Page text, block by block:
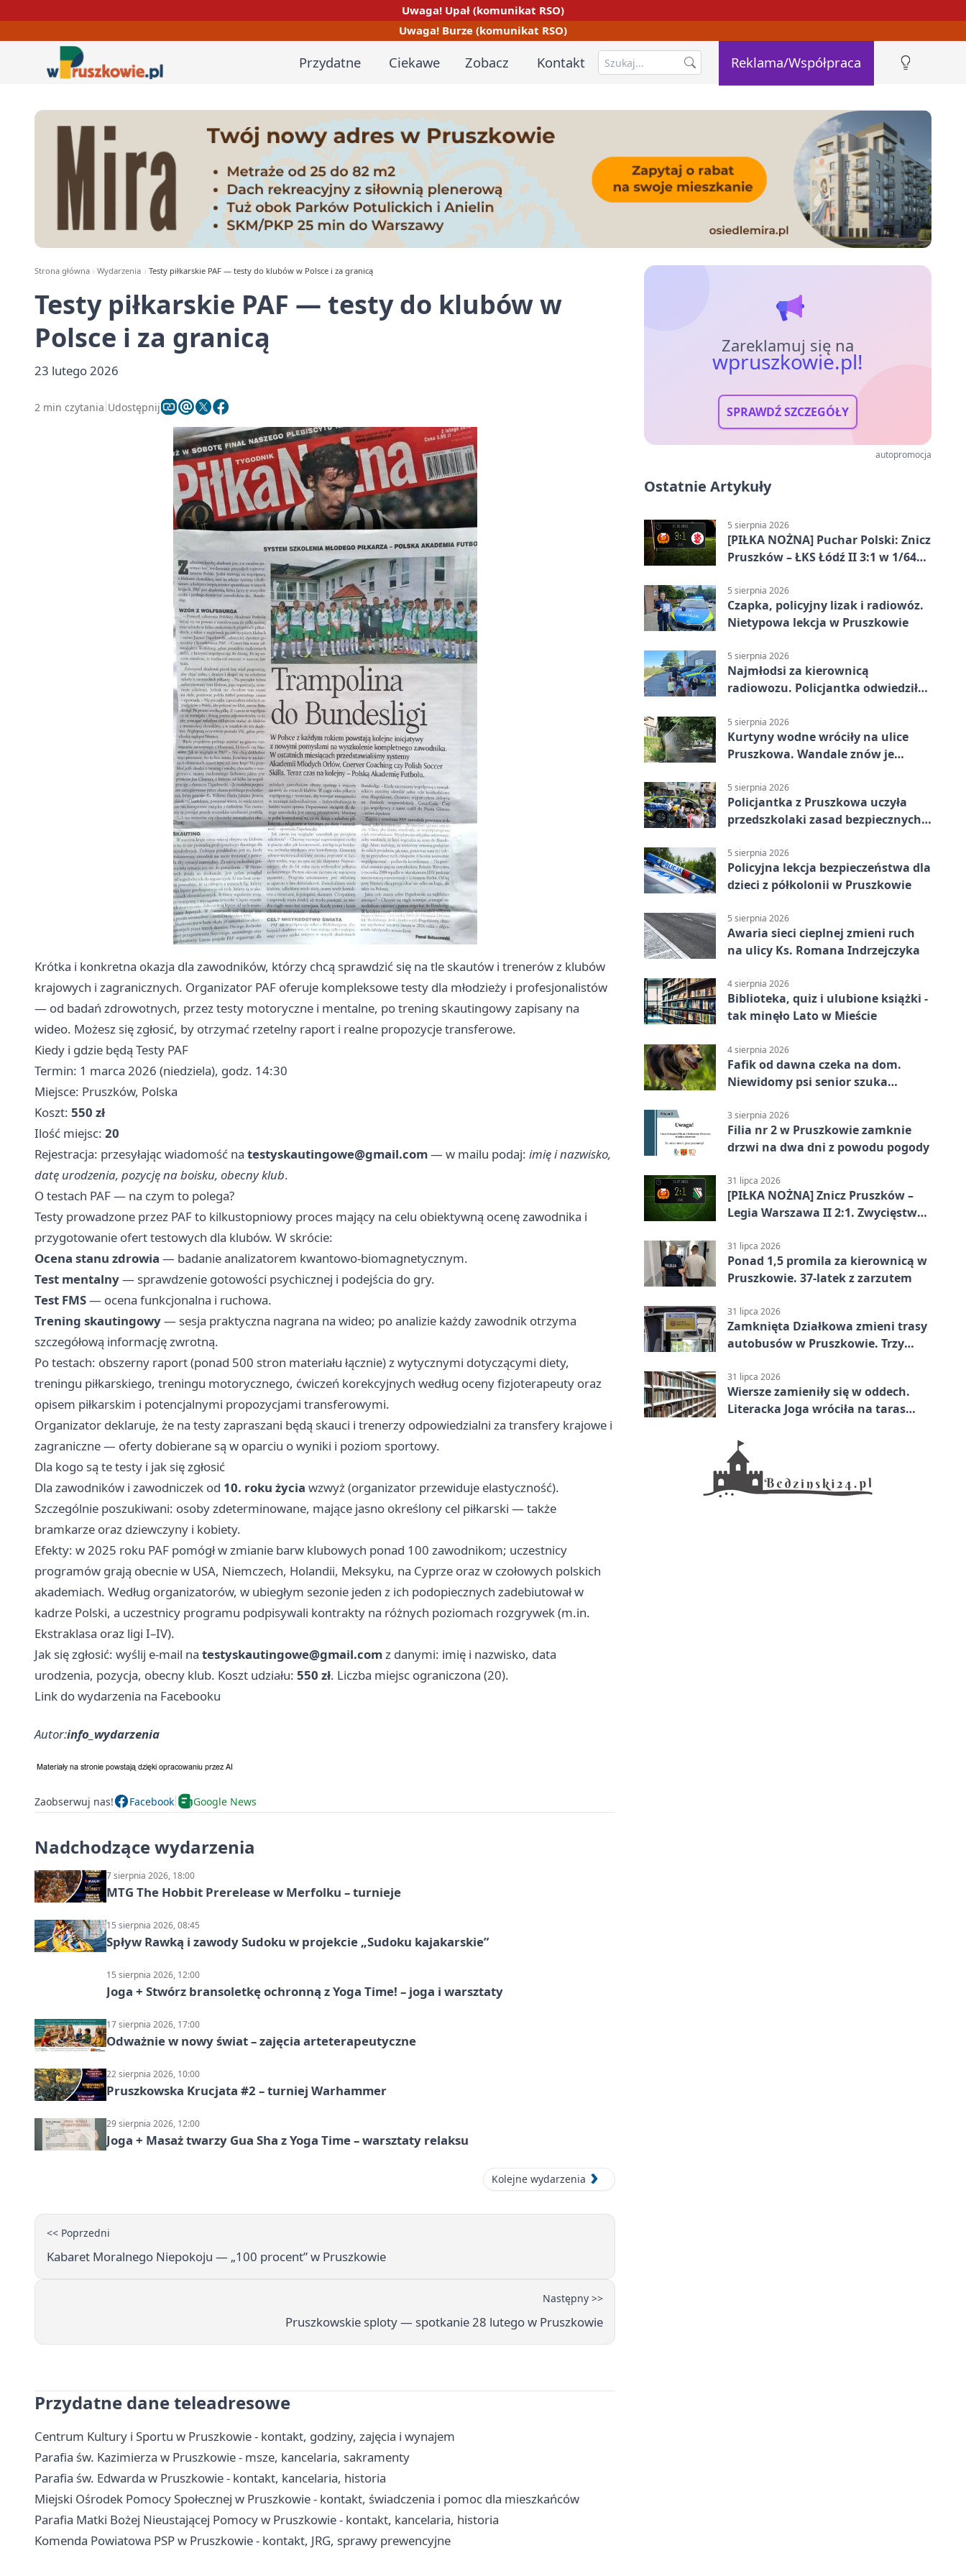
Uwaga! Upał (komunikat RSO)
Uwaga! Burze (komunikat RSO)
Przydatne Ciekawe Zobacz Kontakt Reklama/Współpraca
Strona główna Wydarzenia Testy piłkarskie PAF — testy do klubów w Polsce i za granicą
Testy piłkarskie PAF — testy do klubów w
Polsce i za granicą
23 lutego 2026
2 min czytania Udostępnij
Krótka i konkretna okazja dla zawodników, którzy chcą sprawdzić się na tle skautów i trenerów z klubów
krajowych i zagranicznych. Organizator PAF oferuje kompleksowe testy dla młodzieży i profesjonalistów
— od badań zdrowotnych, przez testy motoryczne i mentalne, po trening skautingowy zapisany na
wideo. Możesz się zgłosić, by otrzymać rzetelny raport i realne propozycje transferowe.
Kiedy i gdzie będą Testy PAF
Termin: 1 marca 2026 (niedziela), godz. 14:30
Miejsce: Pruszków, Polska
Koszt: 550 zł
Ilość miejsc: 20
Rejestracja: przesyłając wiadomość na testyskautingowe@gmail.com— w mailu podaj: imię i nazwisko,
datę urodzenia, pozycję na boisku, obecny klub.
O testach PAF — na czym to polega?
Testy prowadzone przez PAF to kilkustopniowy proces mający na celu obiektywną ocenę zawodnika i
przygotowanie ofert testowych dla klubów. W skrócie:
Ocena stanu zdrowia — badanie analizatorem kwantowo-biomagnetycznym.
Test mentalny— sprawdzenie gotowości psychicznej i podejścia do gry.
Test FMS— ocena funkcjonalna i ruchowa.
Trening skautingowy— sesja praktyczna nagrana na wideo; po analizie każdy zawodnik otrzyma
szczegółową informację zwrotną.
Po testach: obszerny raport (ponad 500 stron materiału łącznie) z wytycznymi dotyczącymi diety,
treningu piłkarskiego, treningu motorycznego, ćwiczeń korekcyjnych według oceny fizjoterapeuty oraz
opisem piłkarskim i potencjalnymi propozycjami transferowymi.
Organizator deklaruje, że na testy zapraszani będą skauci i trenerzy odpowiedzialni za transfery krajowe i
zagraniczne — oferty dobierane są w oparciu o wyniki i poziom sportowy.
Dla kogo są te testy i jak się zgłosić
Dla zawodników i zawodniczek od 10. roku życia wzwyż (organizator przewiduje elastyczność).
Szczególnie poszukiwani: osoby zdeterminowane, mające jasno określony cel piłkarski — także
bramkarze oraz dziewczyny i kobiety.
Efekty: w 2025 roku PAF pomógł w zmianie barw klubowych ponad 100 zawodnikom; uczestnicy
programów grają obecnie w USA, Niemczech, Holandii, Meksyku, na Cyprze oraz w czołowych polskich
akademiach. Według organizatorów, w ubiegłym sezonie jeden z ich podopiecznych zadebiutował w
kadrze Polski, a uczestnicy programu podpisywali kontrakty na różnych poziomach rozgrywek (m.in.
Ekstraklasa oraz ligi I–IV).
Jak się zgłosić: wyślij e-mail na testyskautingowe@gmail.comz danymi: imię i nazwisko, data
urodzenia, pozycja, obecny klub. Koszt udziału: 550 zł. Liczba miejsc ograniczona (20).
Link do wydarzenia na Facebooku
Autor:info_wydarzenia
Zaobserwuj nas! Facebook Google News
Nadchodzące wydarzenia
7 sierpnia 2026, 18:00
MTG The Hobbit Prerelease w Merfolku – turnieje
15 sierpnia 2026, 08:45
Spływ Rawką i zawody Sudoku w projekcie „Sudoku kajakarskie”
15 sierpnia 2026, 12:00
Joga + Stwórz bransoletkę ochronną z Yoga Time! – joga i warsztaty
17 sierpnia 2026, 17:00
Odważnie w nowy świat – zajęcia arteterapeutyczne
22 sierpnia 2026, 10:00
Pruszkowska Krucjata #2 – turniej Warhammer
29 sierpnia 2026, 12:00
Joga + Masaż twarzy Gua Sha z Yoga Time – warsztaty relaksu
Kolejne wydarzenia
<< Poprzedni
Kabaret Moralnego Niepokoju — „100 procent” w Pruszkowie
Następny >>
Pruszkowskie sploty — spotkanie 28 lutego w Pruszkowie
Przydatne dane teleadresowe
Centrum Kultury i Sportu w Pruszkowie - kontakt, godziny, zajęcia i wynajem
Parafia św. Kazimierza w Pruszkowie - msze, kancelaria, sakramenty
Parafia św. Edwarda w Pruszkowie - kontakt, kancelaria, historia
Miejski Ośrodek Pomocy Społecznej w Pruszkowie - kontakt, świadczenia i pomoc dla mieszkańców
Parafia Matki Bożej Nieustającej Pomocy w Pruszkowie - kontakt, kancelaria, historia
Komenda Powiatowa PSP w Pruszkowie - kontakt, JRG, sprawy prewencyjne
Zareklamuj się na
wpruszkowie.pl!
SPRAWDŹ SZCZEGÓŁY
autopromocja
Ostatnie Artykuły
5 sierpnia 2026
[PIŁKA NOŻNA] Puchar Polski: Znicz
Pruszków – ŁKS Łódź II 3:1 w 1/64
5 sierpnia 2026
Czapka, policyjny lizak i radiowóz.
Nietypowa lekcja w Pruszkowie
5 sierpnia 2026
Najmłodsi za kierownicą
radiowozu. Policjantka odwiedziła
5 sierpnia 2026
Kurtyny wodne wróciły na ulice
Pruszkowa. Wandale znów je
5 sierpnia 2026
Policjantka z Pruszkowa uczyła
przedszkolaki zasad bezpiecznych
5 sierpnia 2026
Policyjna lekcja bezpieczeństwa dla
dzieci z półkolonii w Pruszkowie
5 sierpnia 2026
Awaria sieci cieplnej zmieni ruch
na ulicy Ks. Romana Indrzejczyka
4 sierpnia 2026
Biblioteka, quiz i ulubione książki -
tak minęło Lato w Mieście
4 sierpnia 2026
Fafik od dawna czeka na dom.
Niewidomy psi senior szuka
3 sierpnia 2026
Filia nr 2 w Pruszkowie zamknie
drzwi na dwa dni z powodu pogody
31 lipca 2026
[PIŁKA NOŻNA] Znicz Pruszków –
Legia Warszawa II 2:1. Zwycięstwo
minucie
31 lipca 2026
Ponad 1,5 promila za kierownicą w
Pruszkowie. 37-latek z zarzutem
31 lipca 2026
Zamknięta Działkowa zmieni trasy
autobusów w Pruszkowie. Trzy
31 lipca 2026
Wiersze zamieniły się w oddech.
Literacka Joga wróciła na taras